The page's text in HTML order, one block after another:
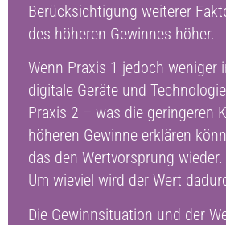
Berücksichtigung weiterer
des höheren Gewinnes höher.
Wenn Praxis 1 jedoch weniger
digitale Geräte und
Praxis 2 – was die geringeren
höheren Gewinne erklären
das den Wertvorsprung
Um wieviel wird der Wert
Die Gewinnsituation und der